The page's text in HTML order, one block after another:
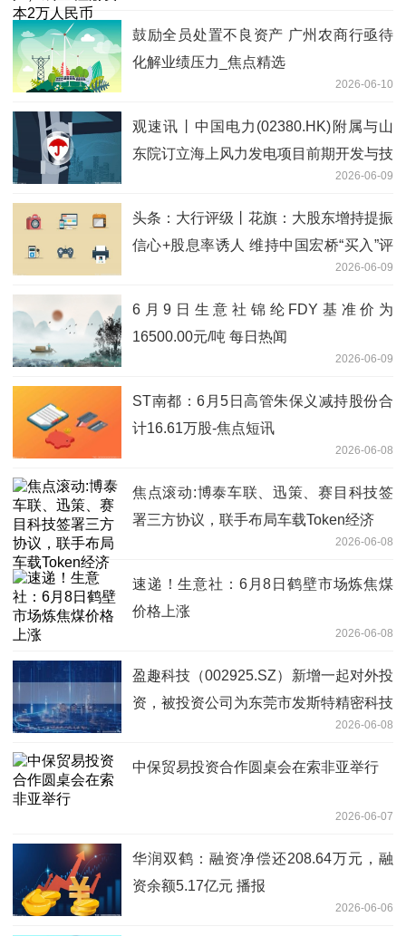
鼓励全员处置不良资产 广州农商行亟待
化解业绩压力_焦点精选
2026-06-10
观速讯丨中国电力(02380.HK)附属与山
东院订立海上风力发电项目前期开发与技
2026-06-09
头条：大行评级丨花旗：大股东增持提振
信心+股息率诱人 维持中国宏桥“买入”评
2026-06-09
6月9日生意社锦纶FDY基准价为
16500.00元/吨 每日热闻
2026-06-09
ST南都：6月5日高管朱保义减持股份合
计16.61万股-焦点短讯
2026-06-08
焦点滚动:博泰车联、迅策、赛目科技签
署三方协议，联手布局车载Token经济
2026-06-08
速递！生意社：6月8日鹤壁市场炼焦煤
价格上涨
2026-06-08
盈趣科技（002925.SZ）新增一起对外投
资，被投资公司为东莞市发斯特精密科技
2026-06-08
中保贸易投资合作圆桌会在索非亚举行
2026-06-07
华润双鹤：融资净偿还208.64万元，融
资余额5.17亿元 播报
2026-06-06